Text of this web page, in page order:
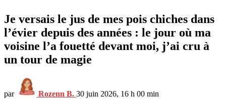
Je versais le jus de mes pois chiches dans
l’évier depuis des années : le jour où ma
voisine l’a fouetté devant moi, j’ai cru à
un tour de magie
par Rozenn B. 30 juin 2026, 16 h 00 min